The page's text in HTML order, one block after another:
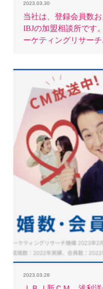
2023.03.30
当社は、登録会員数
IBJの加盟相談所です
ーケティングリサーチ
2023.03.28